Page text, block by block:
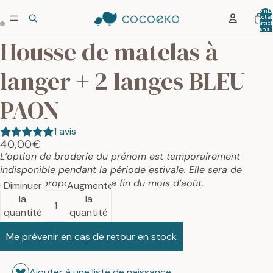
total
dans
Housse de matelas à
langer + 2 langes BLEU
PAON
1 avis
40,00€
L’option de broderie du prénom est temporairement
indisponible pendant la période estivale. Elle sera de
nouveau proposée dès la fin du mois d’août.
Diminuer
la
quantité
Augmenter
la
quantité
Me prévenir en cas de retour en stock